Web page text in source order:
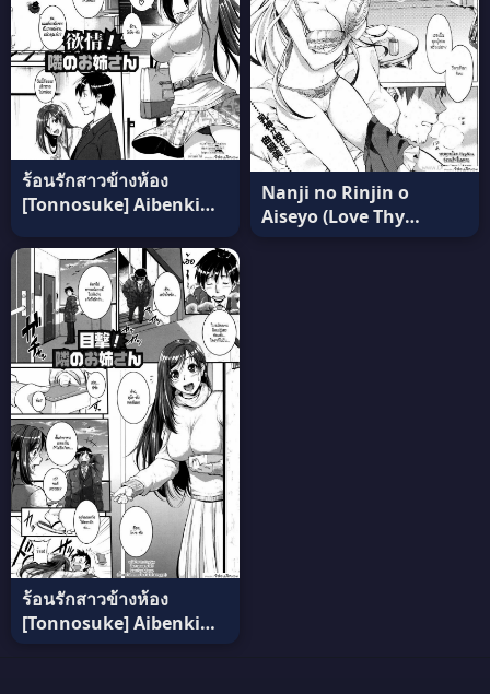
ร้อนรักสาวข้างห้อง
[Tonnosuke] Aibenki
Onee-san | The Lady
Next Door ภาค 2 แปล
ไทย
Nanji no Rinjin o
Aiseyo (Love Thy
Neighbor) [Yuzuki Rin]
ร้อนรักสาวข้างห้อง
[Tonnosuke] Aibenki
Tonari no Dosukebe